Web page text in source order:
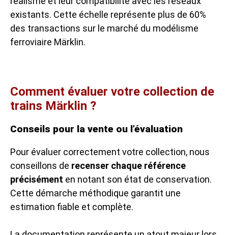
existants. Cette échelle représente plus de 60%
des transactions sur le marché du modélisme
ferroviaire Märklin.
Comment évaluer votre collection de
trains Märklin ?
Conseils pour la vente ou l’évaluation
Pour évaluer correctement votre collection, nous
conseillons de recenser chaque référence
précisément en notant son état de conservation.
Cette démarche méthodique garantit une
estimation fiable et complète.